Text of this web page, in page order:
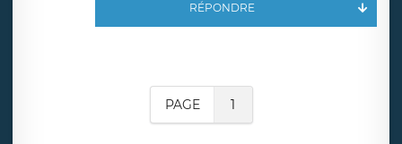
RÉPONDRE
PAGE 1